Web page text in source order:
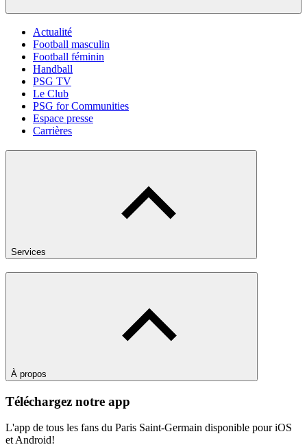
Actualité
Football masculin
Football féminin
Handball
PSG TV
Le Club
PSG for Communities
Espace presse
Carrières
Services
À propos
Téléchargez notre app
L'app de tous les fans du Paris Saint-Germain disponible pour iOS
et Android!